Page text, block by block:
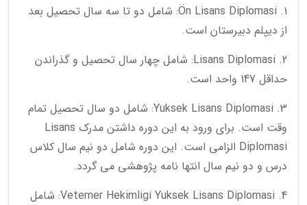
Ön Lisans Diplomasi .1: شامل دو تا سه سال تحصیل بعد
از دیپلم دبیرستان است.
Lisans Diplomasi .2: شامل چهار سال تحصیل و گذراندن
حداقل 147 واحد است.
Yuksek Lisans Diplomasi .3: شامل دو سال تحصیل تمام
وقت است. برای ورود به این دوره داشتن مدرک Lisans
Diplomasi الزامی است. این دوره شامل دو نیم سال کلاس
درس و دو نیم سال انتها نامه پژوهشی می گردد.
Veterner Hekimligi Yuksek Lisans Diplomasi .4: شامل